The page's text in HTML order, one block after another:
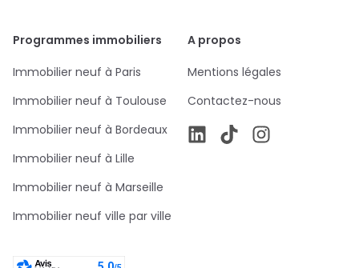
Programmes immobiliers
Immobilier neuf à Paris
Immobilier neuf à Toulouse
Immobilier neuf à Bordeaux
Immobilier neuf à Lille
Immobilier neuf à Marseille
Immobilier neuf ville par ville
A propos
Mentions légales
Contactez-nous